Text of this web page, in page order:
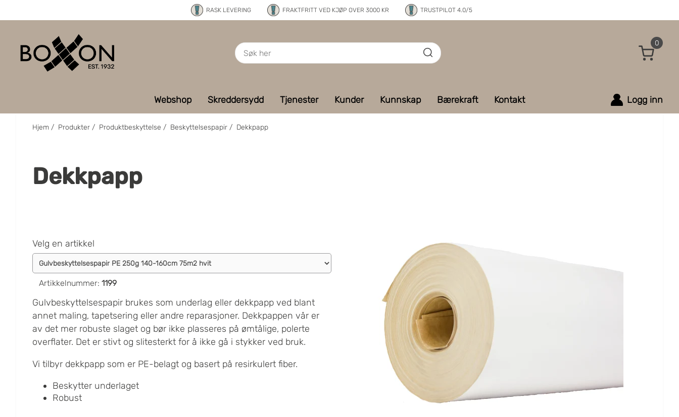
RASK LEVERING FRAKTFRITT VED KJØP OVER 3000 KR TRUSTPILOT 4.0/5
0
Webshop Skreddersydd Tjenester Kunder Kunnskap Bærekraft Kontakt Logg inn
Hjem / Produkter / Produktbeskyttelse / Beskyttelsespapir / Dekkpapp
Dekkpapp
Velg en artikkel
Artikkelnummer: 1199
Gulvbeskyttelsespapir brukes som underlag eller dekkpapp ved blant
annet maling, tapetsering eller andre reparasjoner. Dekkpappen vår er
av det mer robuste slaget og bør ikke plasseres på ømtålige, polerte
overflater. Det er stivt og slitesterkt for å ikke gå i stykker ved bruk.
Vi tilbyr dekkpapp som er PE-belagt og basert på resirkulert fiber.
Beskytter underlaget
Robust